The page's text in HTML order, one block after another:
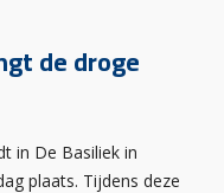
de droge
in De Basiliek in
plaats. Tijdens deze